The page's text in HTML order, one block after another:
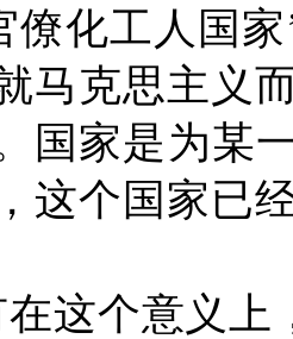
工人国家’
马克思主义
国家是为
这个国家已
个意义上